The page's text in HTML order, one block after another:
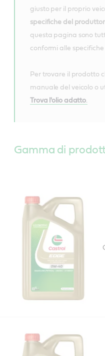
giusto per il proprio
specifiche del
questa pagina sono
conformi alle
Per trovare il prodotto
manuale del veicolo o
Trova l'olio adatto.
Gamma di